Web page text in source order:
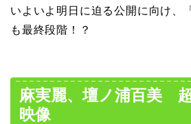
いよいよ明日に迫る公開に向け、
も最終段階！？
麻実麗、壇ノ浦百美
映像